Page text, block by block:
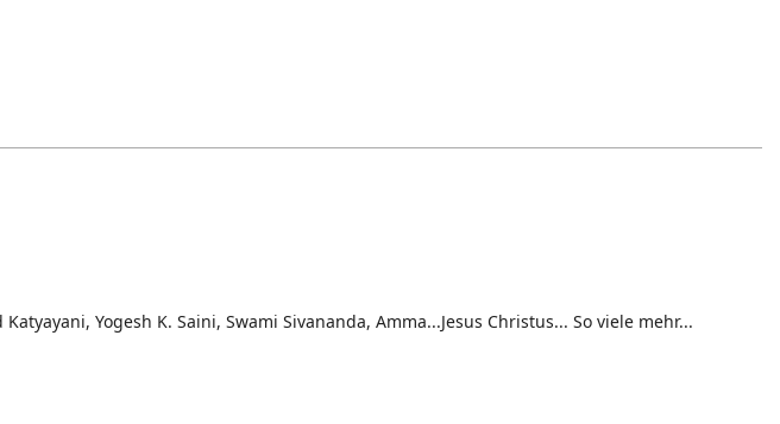
Yogesh K. Saini, Swami Sivananda, Amma...Jesus Christus... So viele mehr...